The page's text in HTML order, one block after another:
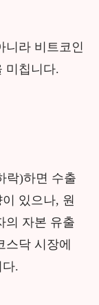
니라 비트코인
미칩니다.
락)하면 수출
있으나, 원
의 자본 유출
스닥 시장에
.